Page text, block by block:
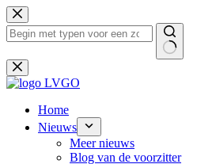
Ga
naar
de
Geen
resultaten
Home
Nieuws
Meer nieuws
Blog van de voorzitter